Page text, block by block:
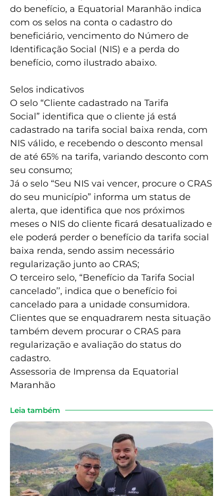
do benefício, a Equatorial Maranhão indica
com os selos na conta o cadastro do
beneficiário, vencimento do Número de
Identificação Social (NIS) e a perda do
benefício, como ilustrado abaixo.
Selos indicativos
O selo “Cliente cadastrado na Tarifa
Social” identifica que o cliente já está
cadastrado na tarifa social baixa renda, com
NIS válido, e recebendo o desconto mensal
de até 65% na tarifa, variando desconto com
seu consumo;
Já o selo “Seu NIS vai vencer, procure o CRAS
do seu município” informa um status de
alerta, que identifica que nos próximos
meses o NIS do cliente ficará desatualizado e
ele poderá perder o benefício da tarifa social
baixa renda, sendo assim necessário
regularização junto ao CRAS;
O terceiro selo, “Benefício da Tarifa Social
cancelado’’, indica que o benefício foi
cancelado para a unidade consumidora.
Clientes que se enquadrarem nesta situação
também devem procurar o CRAS para
regularização e avaliação do status do
cadastro.
Assessoria de Imprensa da Equatorial
Maranhão
Leia também